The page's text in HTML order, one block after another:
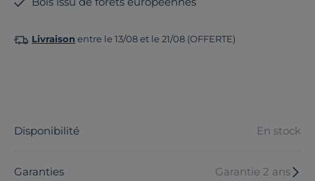
Livraison entre le 13/08 et le 21/08 (OFFERTE)
Disponibilité En stock
Garanties Garantie 2 ans